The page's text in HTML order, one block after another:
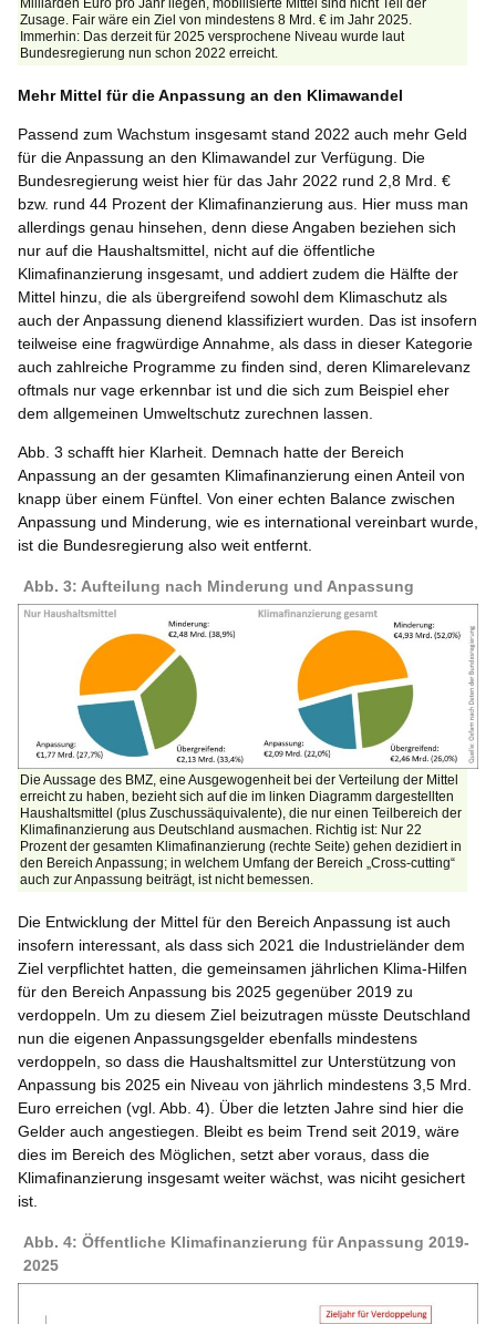
Milliarden Euro pro Jahr liegen, mobilisierte Mittel sind nicht Teil der
Zusage. Fair wäre ein Ziel von mindestens 8 Mrd. € im Jahr 2025.
Immerhin: Das derzeit für 2025 versprochene Niveau wurde laut
Bundesregierung nun schon 2022 erreicht.
Mehr Mittel für die Anpassung an den Klimawandel
Passend zum Wachstum insgesamt stand 2022 auch mehr Geld
für die Anpassung an den Klimawandel zur Verfügung. Die
Bundesregierung weist hier für das Jahr 2022 rund 2,8 Mrd. €
bzw. rund 44 Prozent der Klimafinanzierung aus. Hier muss man
allerdings genau hinsehen, denn diese Angaben beziehen sich
nur auf die Haushaltsmittel, nicht auf die öffentliche
Klimafinanzierung insgesamt, und addiert zudem die Hälfte der
Mittel hinzu, die als übergreifend sowohl dem Klimaschutz als
auch der Anpassung dienend klassifiziert wurden. Das ist insofern
teilweise eine fragwürdige Annahme, als dass in dieser Kategorie
auch zahlreiche Programme zu finden sind, deren Klimarelevanz
oftmals nur vage erkennbar ist und die sich zum Beispiel eher
dem allgemeinen Umweltschutz zurechnen lassen.
Abb. 3 schafft hier Klarheit. Demnach hatte der Bereich
Anpassung an der gesamten Klimafinanzierung einen Anteil von
knapp über einem Fünftel. Von einer echten Balance zwischen
Anpassung und Minderung, wie es international vereinbart wurde,
ist die Bundesregierung also weit entfernt.
Abb. 3: Aufteilung nach Minderung und Anpassung
Die Aussage des BMZ, eine Ausgewogenheit bei der Verteilung der Mittel
erreicht zu haben, bezieht sich auf die im linken Diagramm dargestellten
Haushaltsmittel (plus Zuschussäquivalente), die nur einen Teilbereich der
Klimafinanzierung aus Deutschland ausmachen. Richtig ist: Nur 22
Prozent der gesamten Klimafinanzierung (rechte Seite) gehen dezidiert in
den Bereich Anpassung; in welchem Umfang der Bereich „Cross-cutting“
auch zur Anpassung beiträgt, ist nicht bemessen.
Die Entwicklung der Mittel für den Bereich Anpassung ist auch
insofern interessant, als dass sich 2021 die Industrieländer dem
Ziel verpflichtet hatten, die gemeinsamen jährlichen Klima-Hilfen
für den Bereich Anpassung bis 2025 gegenüber 2019 zu
verdoppeln. Um zu diesem Ziel beizutragen müsste Deutschland
nun die eigenen Anpassungsgelder ebenfalls mindestens
verdoppeln, so dass die Haushaltsmittel zur Unterstützung von
Anpassung bis 2025 ein Niveau von jährlich mindestens 3,5 Mrd.
Euro erreichen (vgl. Abb. 4). Über die letzten Jahre sind hier die
Gelder auch angestiegen. Bleibt es beim Trend seit 2019, wäre
dies im Bereich des Möglichen, setzt aber voraus, dass die
Klimafinanzierung insgesamt weiter wächst, was niciht gesichert
ist.
Abb. 4: Öffentliche Klimafinanzierung für Anpassung 2019-
2025